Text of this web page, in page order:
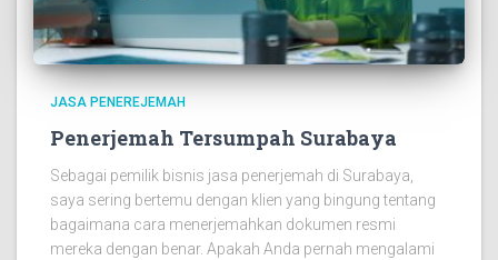
JASA PENEREJEMAH
Penerjemah Tersumpah Surabaya
Sebagai pemilik bisnis jasa penerjemah di Surabaya,
saya sering bertemu dengan klien yang bingung tentang
bagaimana cara menerjemahkan dokumen resmi
mereka dengan benar. Apakah Anda pernah mengalami